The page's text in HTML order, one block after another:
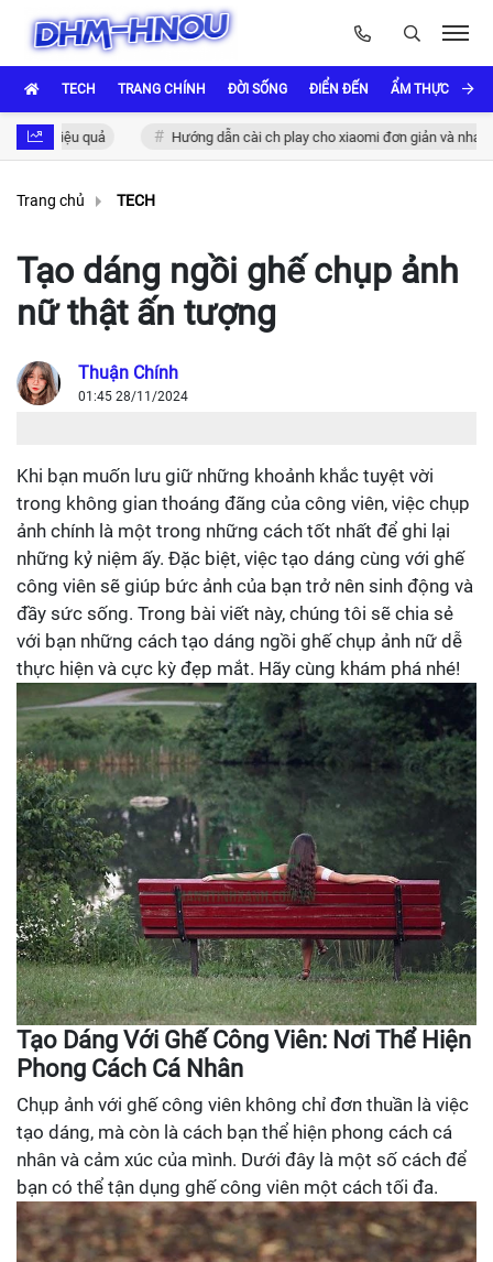
TECH TRANG CHÍNH ĐỜI SỐNG ĐIỂN ĐẾN ẨM THỰC VÀ
quả Hướng dẫn cài ch play cho xiaomi đơn giản và nhanh chóng
Trang chủ TECH
Tạo dáng ngồi ghế chụp ảnh
nữ thật ấn tượng
Thuận Chính
01:45 28/11/2024
Khi bạn muốn lưu giữ những khoảnh khắc tuyệt vời
trong không gian thoáng đãng của công viên, việc chụp
ảnh chính là một trong những cách tốt nhất để ghi lại
những kỷ niệm ấy. Đặc biệt, việc tạo dáng cùng với ghế
công viên sẽ giúp bức ảnh của bạn trở nên sinh động và
đầy sức sống. Trong bài viết này, chúng tôi sẽ chia sẻ
với bạn những cách tạo dáng ngồi ghế chụp ảnh nữ dễ
thực hiện và cực kỳ đẹp mắt. Hãy cùng khám phá nhé!
Tạo Dáng Với Ghế Công Viên: Nơi Thể Hiện
Phong Cách Cá Nhân
Chụp ảnh với ghế công viên không chỉ đơn thuần là việc
tạo dáng, mà còn là cách bạn thể hiện phong cách cá
nhân và cảm xúc của mình. Dưới đây là một số cách để
bạn có thể tận dụng ghế công viên một cách tối đa.